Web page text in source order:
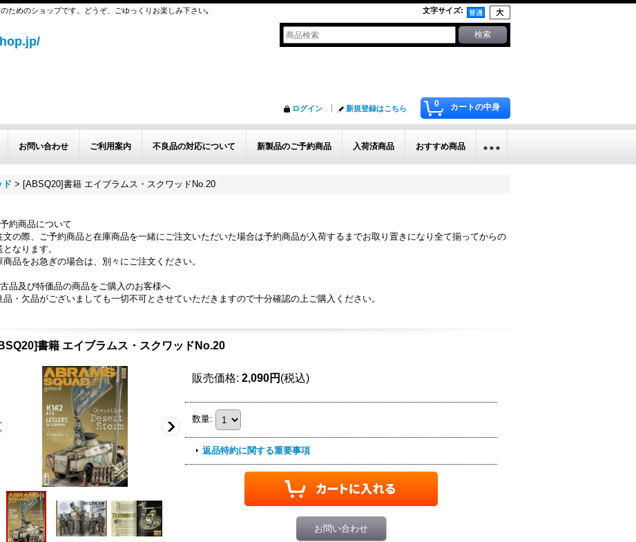
ためのショップです。どうぞ、ごゆっくりお楽しみ下さい｡ 文字サイズ:
0 カートの中身
ログイン 新規登録はこちら
お問い合わせ ご利用案内 不良品の対応について 新製品のご予約商品 入荷済商品 おすすめ商品
ド > [ABSQ20]書籍 エイブラムス・スクワッドNo.20
約商品について
文の際、ご予約商品と在庫商品を一緒にご注文いただいた場合は予約商品が入荷するまでお取り置きになり全て揃ってからの
となります。
商品をお急ぎの場合は、別々にご注文ください。
品及び特価品の商品をご購入のお客様へ
品・欠品がございましても一切不可とさせていただきますので十分確認の上ご購入ください。
書籍 エイブラムス・スクワッドNo.20
販売価格: 2,090円 (税込)
数量:
返品特約に関する重要事項
お問い合わせ